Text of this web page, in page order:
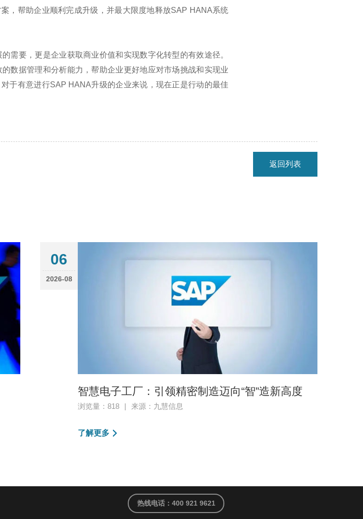
，帮助企业顺利完成升级，并最大限度地释放SAP HANA系统
需要，更是企业获取商业价值和实现数字化转型的有效途径。
数据管理和分析能力，帮助企业更好地应对市场挑战和实现业
于有意进行SAP HANA升级的企业来说，现在正是行动的最佳
返回列表
06
2026-08
智慧电子工厂：引领精密制造迈向“智”造新高度
浏览量：818 | 来源：九慧信息
了解更多
热线电话：400 921 9621